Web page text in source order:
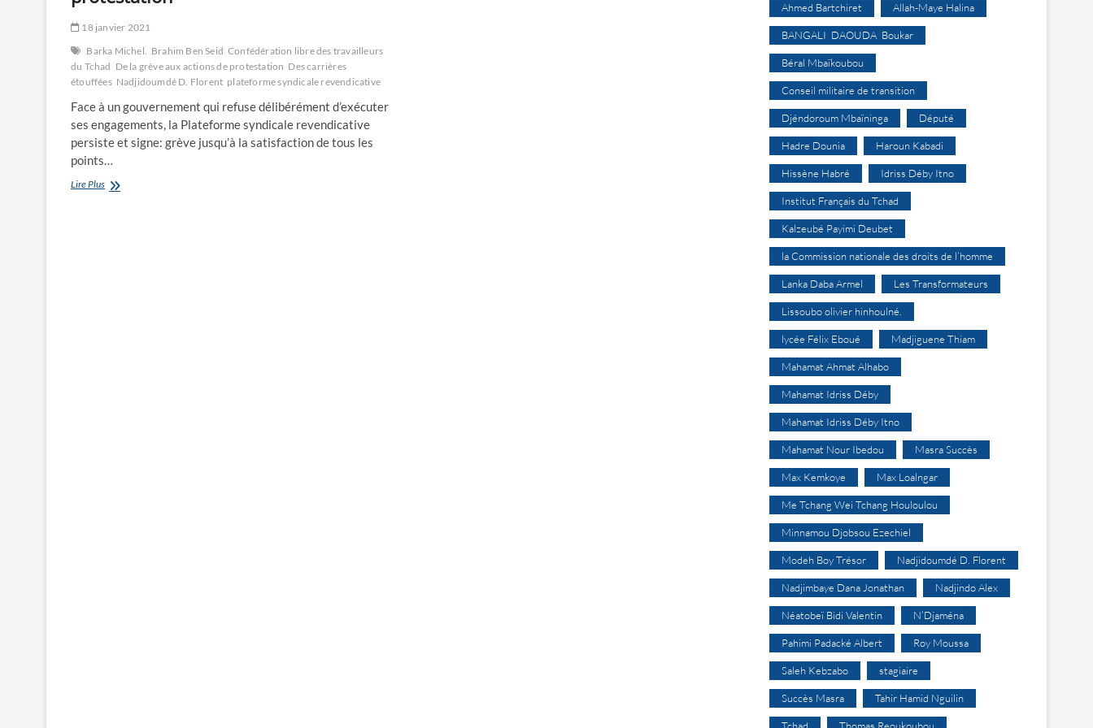
18 janvier 2021
Barka Michel. Brahim Ben Seid Confédération libre des travailleurs
du Tchad De la grève aux actions de protestation Des carrières
étouffées Nadjidoumdé D. Florent plateforme syndicale revendicative
Face à un gouvernement qui refuse délibérément d’exécuter
ses engagements, la Plateforme syndicale revendicative
persiste et signe: grève jusqu’à la satisfaction de tous les
points…
Lire PlusDe
Ahmed Bartchiret Allah-Maye Halina
BANGALI DAOUDA Boukar
Béral Mbaïkoubou
Conseil militaire de transition
Djéndoroum Mbaïninga Député
Hadre Dounia Haroun Kabadi
Hissène Habré Idriss Déby Itno
Institut Français du Tchad
Kalzeubé Payimi Deubet
la Commission nationale des droits de l’homme
Lanka Daba Armel Les Transformateurs
Lissoubo olivier hinhoulné.
lycée Félix Eboué Madjiguene Thiam
Mahamat Ahmat Alhabo
Mahamat Idriss Déby
Mahamat Idriss Déby Itno
Mahamat Nour Ibedou Masra Succès
Max Kemkoye Max Loalngar
Me Tchang Wei Tchang Houloulou
Minnamou Djobsou Ezechiel
Modeh Boy Trésor Nadjidoumdé D. Florent
Nadjimbaye Dana Jonathan Nadjindo Alex
Néatobeï Bidi Valentin N’Djaména
Pahimi Padacké Albert Roy Moussa
Saleh Kebzabo stagiaire
Succès Masra Tahir Hamid Nguilin